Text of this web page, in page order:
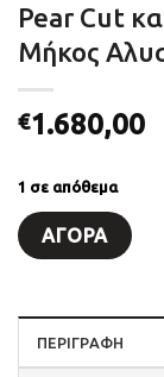
Pear Cut
Μήκος
€1.680,00
1 σε απόθεμα
ΑΓΟΡΆ
ΠΕΡΙΓΡΑΦΗ